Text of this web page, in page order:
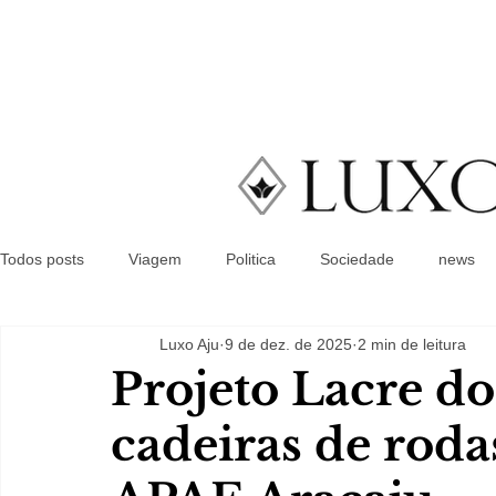
Todos posts Viagem Politica Sociedade news
Projeto Lacre
cadeiras de
Luxo Aju 9 de dez. de 2025 2 min de leitura